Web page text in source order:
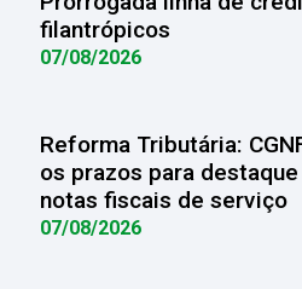
filantrópicos
07/08/2026
Reforma Tributária:
os prazos para
notas fiscais de serviço
07/08/2026